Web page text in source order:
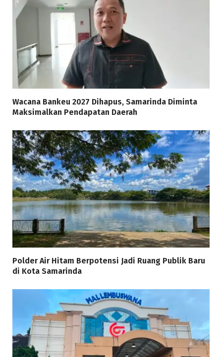
Wacana Bankeu 2027 Dihapus, Samarinda Diminta
Maksimalkan Pendapatan Daerah
Polder Air Hitam Berpotensi Jadi Ruang Publik Baru
di Kota Samarinda